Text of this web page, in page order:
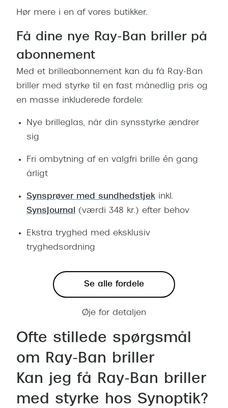
Hør mere i en af vores butikker.
Få dine nye Ray-Ban briller på
abonnement
Med et brilleabonnement kan du få Ray-Ban
briller med styrke til en fast månedlig pris og
en masse inkluderede fordele:
Nye brilleglas, når din synsstyrke ændrer
sig
Fri ombytning af en valgfri brille én gang
årligt
Synsprøver med sundhedstjek inkl.
SynsJournal (værdi 348 kr.) efter behov
Ekstra tryghed med eksklusiv
tryghedsordning
Se alle fordele
Øje for detaljen
Ofte stillede spørgsmål
om Ray-Ban briller
Kan jeg få Ray-Ban briller
med styrke hos Synoptik?